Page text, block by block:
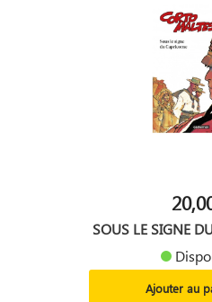
SOUS LE SIGNE
Ajouter au